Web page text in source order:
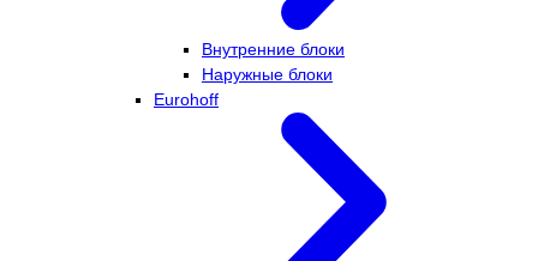
Внутренние блоки
Наружные блоки
Eurohoff